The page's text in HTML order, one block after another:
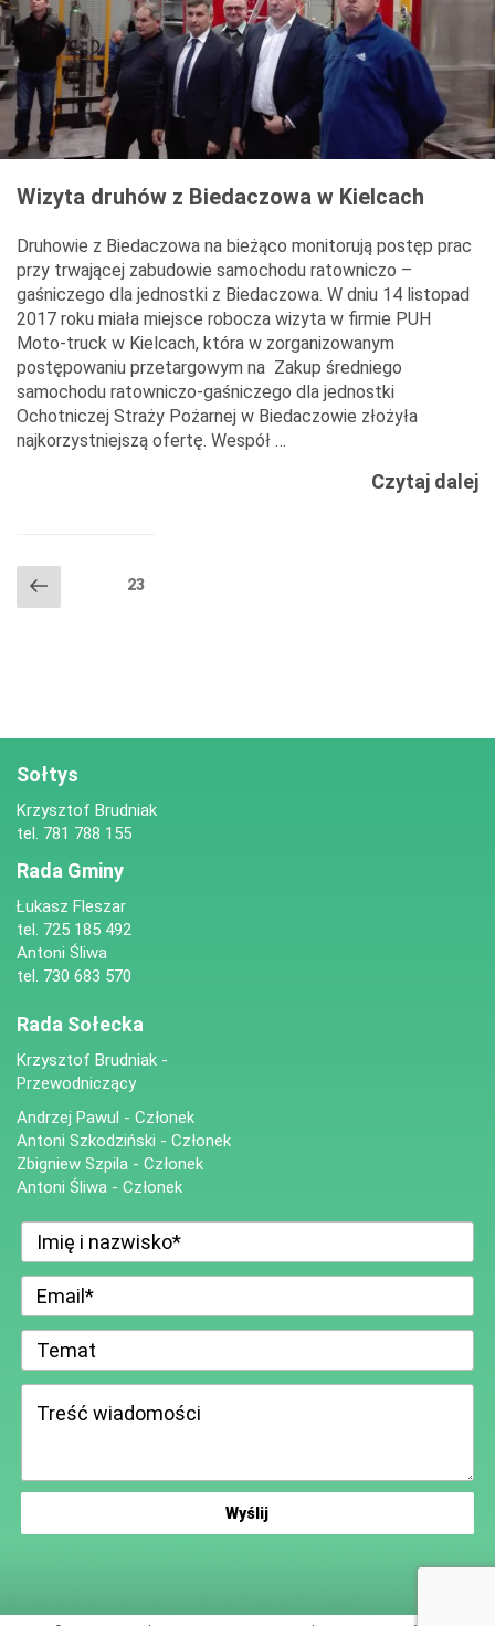
Wizyta druhów z Biedaczowa w Kielcach
Druhowie z Biedaczowa na bieżąco monitorują postęp prac
przy trwającej zabudowie samochodu ratowniczo –
gaśniczego dla jednostki z Biedaczowa. W dniu 14 listopad
2017 roku miała miejsce robocza wizyta w firmie PUH
Moto-truck w Kielcach, która w zorganizowanym
postępowaniu przetargowym na Zakup średniego
samochodu ratowniczo-gaśniczego dla jednostki
Ochotniczej Straży Pożarnej w Biedaczowie złożyła
najkorzystniejszą ofertę. Wespół …
Czytaj dalej
NAWIGACJA
PO
Poprzednia
strona
23
Sołtys
Krzysztof Brudniak
tel. 781 788 155
Rada Gminy
Łukasz Fleszar
tel. 725 185 492
Antoni Śliwa
tel. 730 683 570
Rada Sołecka
Krzysztof Brudniak -
Przewodniczący
Andrzej Pawul - Członek
Antoni Szkodziński - Członek
Zbigniew Szpila - Członek
Antoni Śliwa - Członek